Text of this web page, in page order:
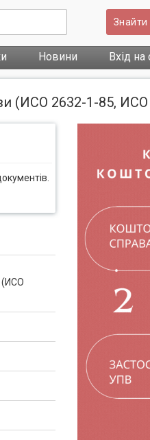
Новини Вхід на
(ИСО 2632-1-85,
(ИСО